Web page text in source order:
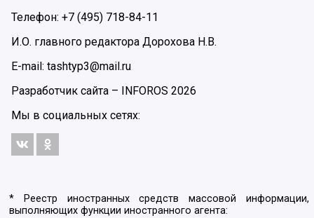
Телефон: +7 (495) 718-84-11
И.О. главного редактора Дорохова Н.В.
E-mail: tashtyp3@mail.ru
Разработчик сайта – INFOROS 2026
Мы в социальных сетях:
* Реестр иностранных средств массовой информации,
выполняющих функции иностранного агента: